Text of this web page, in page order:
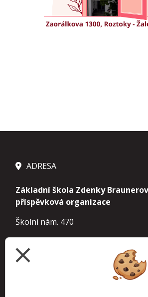
ADRESA
Základní škola Zdenky
příspěvková organizace
Školní nám. 470
252 63 Roztoky
IČ 70854963
IZO 000 241 610 základní škola
close